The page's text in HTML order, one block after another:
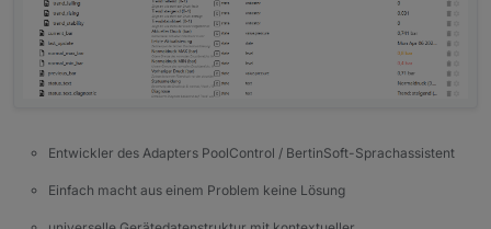
Entwickler des Adapters PoolControl / BertinSoft-Sprachassistent
Einfach macht aus einem Problem keine Lösung